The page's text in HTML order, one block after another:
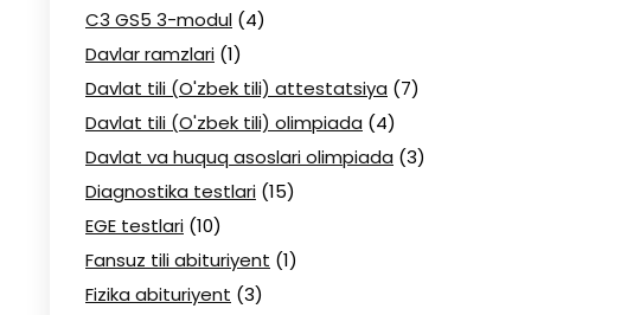
C3 GS5 3-modul (4)
Davlar ramzlari (1)
Davlat tili (O'zbek tili) attestatsiya (7)
Davlat tili (O'zbek tili) olimpiada (4)
Davlat va huquq asoslari olimpiada (3)
Diagnostika testlari (15)
EGE testlari (10)
Fansuz tili abituriyent (1)
Fizika abituriyent (3)